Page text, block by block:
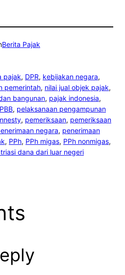
Berita Pajak
pajak, DPR, kebijakan negara
pemerintah, nilai jual objek pajak
bangunan, pajak indonesia
PBB, pelaksanaan pengampunan
, pemeriksaan, pemeriksaan
negara, penerimaan
, PPh, PPh migas, PPh nonmigas
dana dari luar negeri